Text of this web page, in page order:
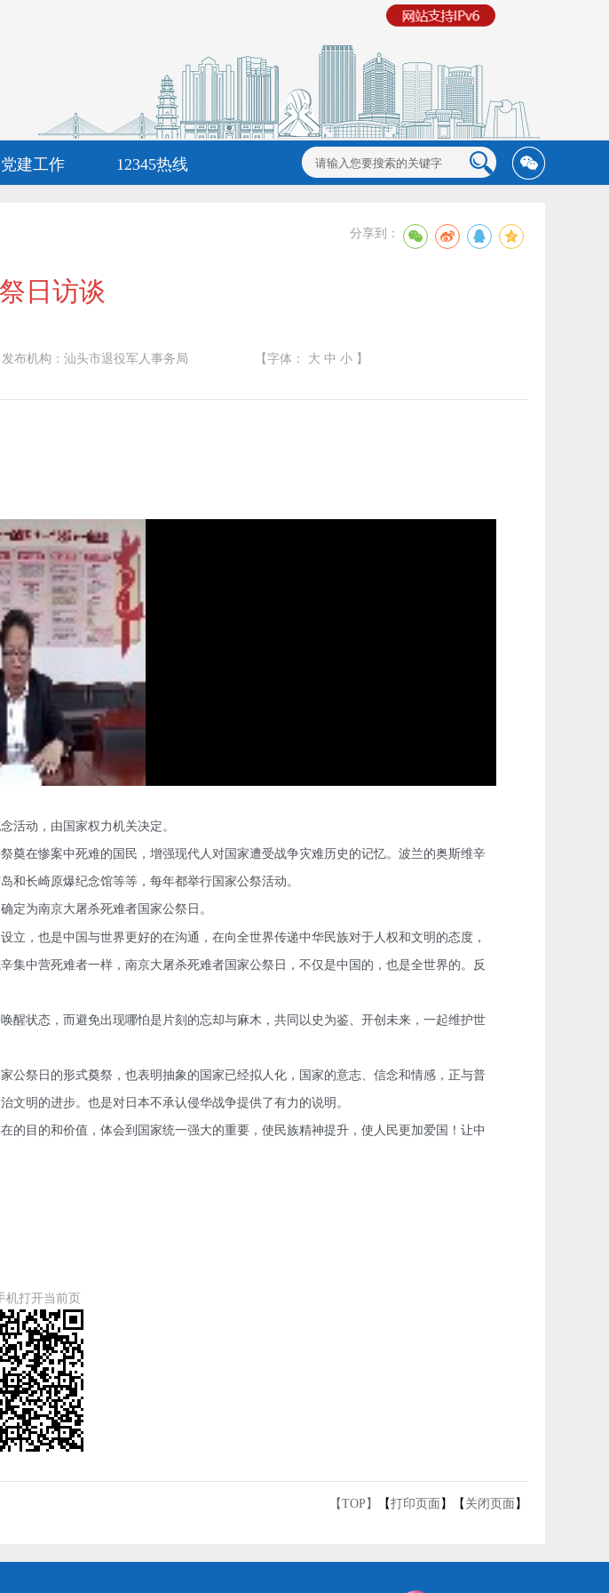
党建工作 12345热线
分享到：
日访谈
发布机构：汕头市退役军人事务局 【字体： 大 中 小 】
动，由国家权力机关决定。
在惨案中死难的国民，增强现代人对国家遭受战争灾难历史的记忆。波兰的奥斯维辛
和长崎原爆纪念馆等等，每年都举行国家公祭活动。
确定为南京大屠杀死难者国家公祭日。
，也是中国与世界更好的在沟通，在向全世界传递中华民族对于人权和文明的态度，
中营死难者一样，南京大屠杀死难者国家公祭日，不仅是中国的，也是全世界的。反
状态，而避免出现哪怕是片刻的忘却与麻木，共同以史为鉴、开创未来，一起维护世
公祭日的形式奠祭，也表明抽象的国家已经拟人化，国家的意志、信念和情感，正与普
明的进步。也是对日本不承认侵华战争提供了有力的说明。
目的和价值，体会到国家统一强大的重要，使民族精神提升，使人民更加爱国！让中
机打开当前页
【TOP】 【打印页面 】【 关闭页面 】